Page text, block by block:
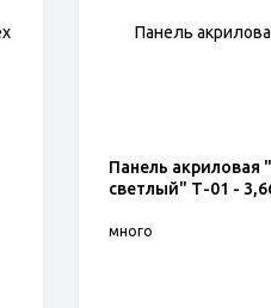
Панель акриловая
светлый" Т-01 -
много